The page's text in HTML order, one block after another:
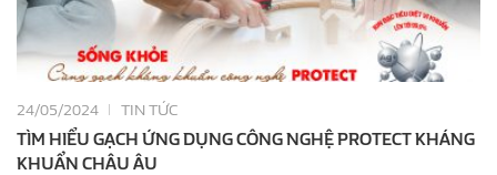
24/05/2024 TIN TỨC
TÌM HIỂU GẠCH ỨNG DỤNG CÔNG NGHỆ PROTECT KHÁNG
KHUẨN CHÂU ÂU